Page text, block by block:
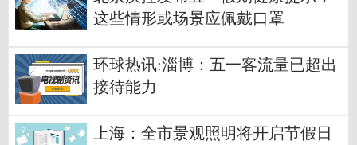
这些情形或场景应佩戴口罩
环球热讯:淄博：五一客流量已超出
接待能力
上海：全市景观照明将开启节假日